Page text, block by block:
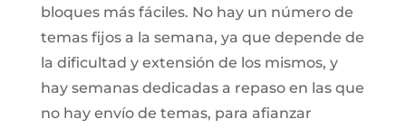
bloques más fáciles. No hay un número de
temas fijos a la semana, ya que depende de
la dificultad y extensión de los mismos, y
hay semanas dedicadas a repaso en las que
no hay envío de temas, para afianzar